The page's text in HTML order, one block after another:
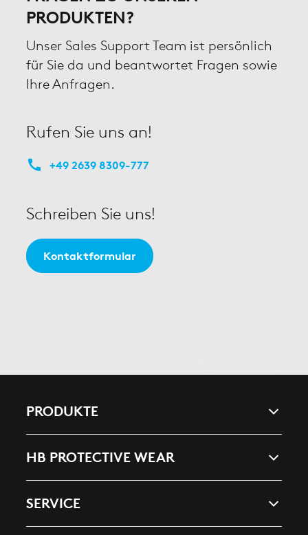
PRODUKTEN?
Unser Sales Support Team ist persönlich
für Sie da und beantwortet Fragen sowie
Ihre Anfragen.
Rufen Sie uns an!
+49 2639 8309-777
Schreiben Sie uns!
Kontaktformular
PRODUKTE
ESD
HB PROTECTIVE WEAR
SERVICE